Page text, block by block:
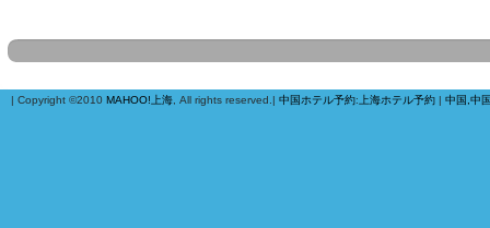
| Copyright ©2010 MAHOO!上海 , All rights reserved.| 中国ホテル予約: 上海ホテル予約 | 中国,中